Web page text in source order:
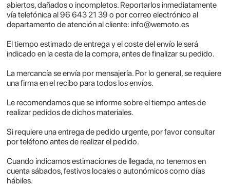
abiertos, dañados o incompletos. Reportarlos inmediatamente
vía telefónica al 96 643 21 39 o por correo electrónico al
departamento de atención al cliente: info@wemoto.es
El tiempo estimado de entrega y el coste del envío le será
indicado en la cesta de la compra, antes de finalizar su pedido.
La mercancía se envía por mensajería. Por lo general, se requiere
una firma en el recibo para todos los envíos.
Le recomendamos que se informe sobre el tiempo antes de
realizar pedidos de dichos materiales.
Si requiere una entrega de pedido urgente, por favor consultar
por teléfono antes de realizar el pedido.
Cuando indicamos estimaciones de llegada, no tenemos en
cuenta sábados, festivos locales o autonómicos como días
hábiles.